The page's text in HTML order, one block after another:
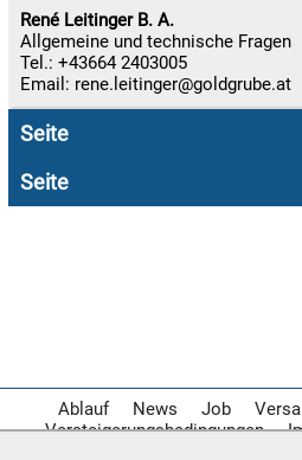

09.08:

René Leitinger B. A.
Allgemeine und technische Fragen
Tel.: +43664 2403005
Email: rene.leitinger
Seite
Seite
Ablauf News Job
Versteigerungsbedingungen